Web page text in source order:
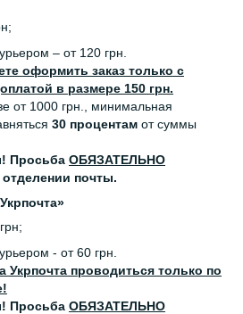
– от 120 грн.
оформить заказ только с
в размере 150 грн.
от 1000 грн., минимальная
30 процентам от суммы
Просьба ОБЯЗАТЕЛЬНО
почты.
- от 60 грн.
Укрпочта проводиться только по
Просьба ОБЯЗАТЕЛЬНО